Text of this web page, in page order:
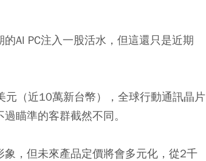
AI PC注入一股活水，但這還只是近期
元（近10萬新台幣），全球行動通訊晶片
瞄準的客群截然不同。
，但未來產品定價將會多元化，從2千